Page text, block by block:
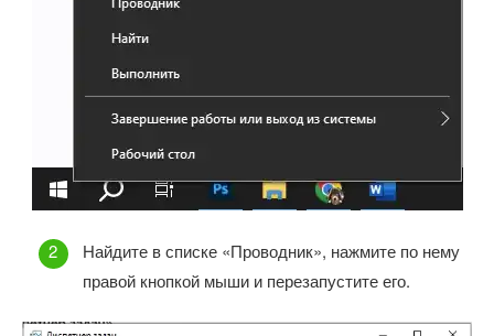
Найдите в списке «Проводник», нажмите по нему
правой кнопкой мыши и перезапустите его.